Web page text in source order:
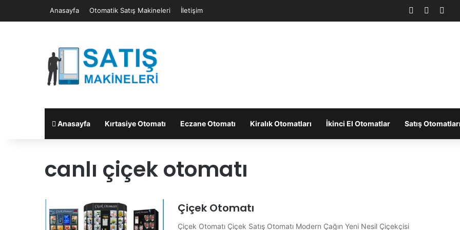
Anasayfa Otomatik Satış Makineleri İletişim Facebook
Anasayfa Kırtasiye Otomatı Eczane Otomatı Kiralık Otomatları İkinci El Otomatlar Satış Otomatları
canlı çiçek otomatı
Çiçek Otomatı
Çiçek Otomatı Çiçek Satış Otomatı Modern Çağın Yeni Nesil Çiçekçisi